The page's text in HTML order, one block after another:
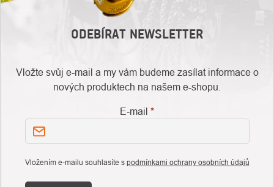
ODEBÍRAT NEWSLETTER
Vložte svůj e-mail a my vám budeme zasílat informace o
nových produktech na našem e-shopu.
E-mail
Vložením e-mailu souhlasíte s podmínkami ochrany osobních údajů